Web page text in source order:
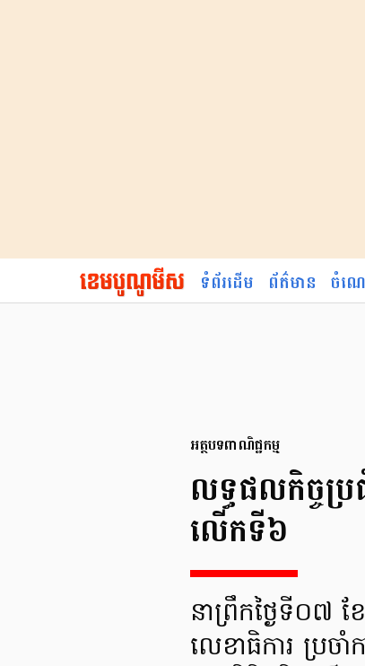
ទំព័រដើម ព័ត៌មាន ចំណ
អត្ថបទ​ពាណិជ្ជកម្ម
លទ្ធផល​កិច្ចប្
លើក​ទី​៦
នាព្រឹកថ្ងៃទី​០៧
លេខាធិការ ប្រចាំ